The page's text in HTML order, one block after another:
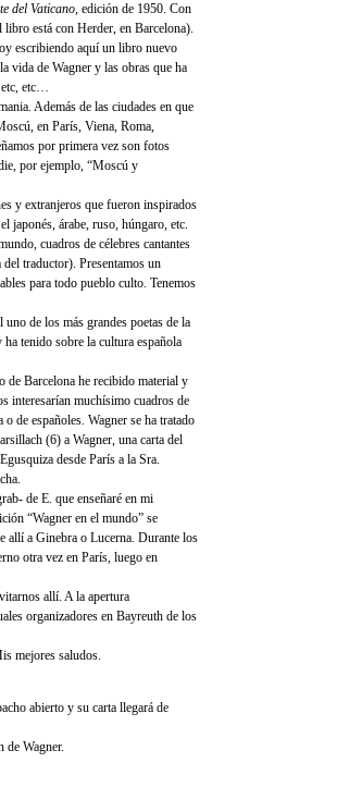
del Vaticano, edición de 1950. Con
está con Herder, en Barcelona).
escribiendo aquí un libro nuevo
vida de Wagner y las obras que ha
etc, etc…
Además de las ciudades en que
en París, Viena, Roma,
por primera vez son fotos
por ejemplo, “Moscú y
y extranjeros que fueron inspirados
japonés, árabe, ruso, húngaro, etc.
cuadros de célebres cantantes
traductor). Presentamos un
para todo pueblo culto. Tenemos
de los más grandes poetas de la
tenido sobre la cultura española
de Barcelona he recibido material y
interesarían muchísimo cuadros de
de españoles. Wagner se ha tratado
(6) a Wagner, una carta del
desde París a la Sra.
de E. que enseñaré en mi
“Wagner en el mundo” se
allí a Ginebra o Lucerna. Durante los
otra vez en París, luego en
allí. A la apertura
organizadores en Bayreuth de los
mejores saludos.
abierto y su carta llegará de
de Wagner.